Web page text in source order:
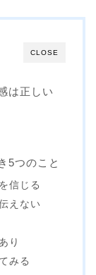
CLOSE
は正しい
5つのこと
信じる
えない
り
みる